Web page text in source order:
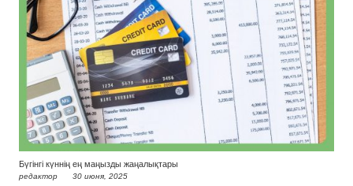
Бүгінгі күннің ең маңызды жаңалықтары
редактор 30 июня, 2025